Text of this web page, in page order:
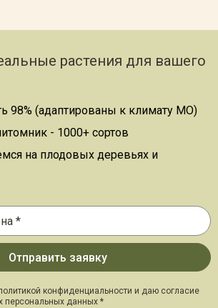
растения для вашего
98% (адаптированы к климату МО)
- 1000+ сортов
на плодовых деревьях и
конфиденциальности и даю согласие
персональных данных *